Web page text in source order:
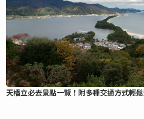
天橋立必去景點一覽！附多種交通方式輕